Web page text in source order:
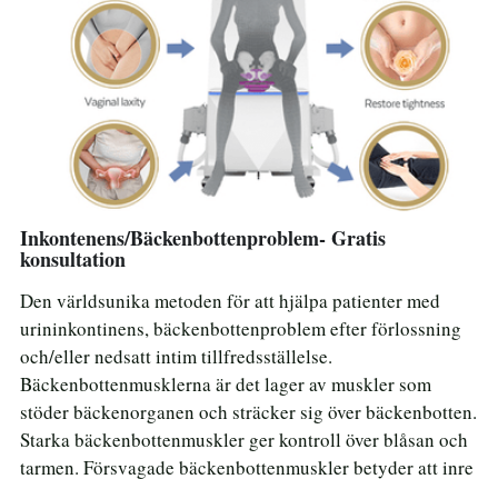
Priser och Bokning
Inkontenens/Bäckenbottenproblem- Gratis
konsultation
Den världsunika metoden för att hjälpa patienter med
urininkontinens, bäckenbottenproblem efter förlossning
och/eller nedsatt intim tillfredsställelse.
Bäckenbottenmusklerna är det lager av muskler som
stöder bäckenorganen och sträcker sig över bäckenbotten.
Starka bäckenbottenmuskler ger kontroll över blåsan och
tarmen. Försvagade bäckenbottenmuskler betyder att inre